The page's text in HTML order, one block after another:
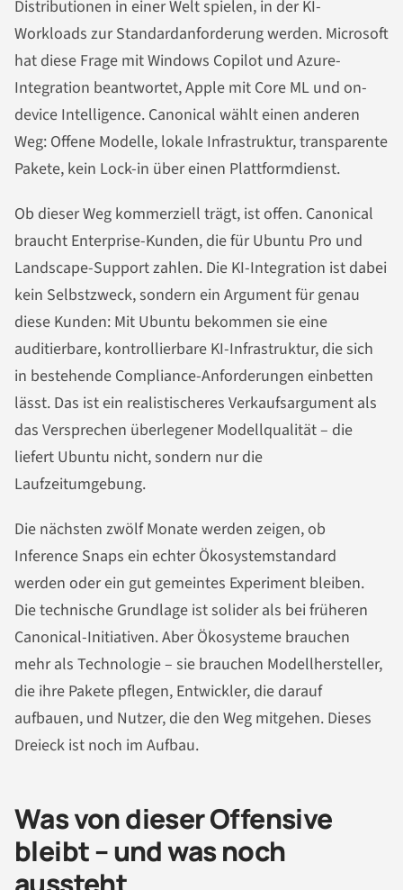
Distributionen in einer Welt spielen, in der KI-
Workloads zur Standardanforderung werden. Microsoft
hat diese Frage mit Windows Copilot und Azure-
Integration beantwortet, Apple mit Core ML und on-
device Intelligence. Canonical wählt einen anderen
Weg: Offene Modelle, lokale Infrastruktur, transparente
Pakete, kein Lock-in über einen Plattformdienst.
Ob dieser Weg kommerziell trägt, ist offen. Canonical
braucht Enterprise-Kunden, die für Ubuntu Pro und
Landscape-Support zahlen. Die KI-Integration ist dabei
kein Selbstzweck, sondern ein Argument für genau
diese Kunden: Mit Ubuntu bekommen sie eine
auditierbare, kontrollierbare KI-Infrastruktur, die sich
in bestehende Compliance-Anforderungen einbetten
lässt. Das ist ein realistischeres Verkaufsargument als
das Versprechen überlegener Modellqualität – die
liefert Ubuntu nicht, sondern nur die
Laufzeitumgebung.
Die nächsten zwölf Monate werden zeigen, ob
Inference Snaps ein echter Ökosystemstandard
werden oder ein gut gemeintes Experiment bleiben.
Die technische Grundlage ist solider als bei früheren
Canonical-Initiativen. Aber Ökosysteme brauchen
mehr als Technologie – sie brauchen Modellhersteller,
die ihre Pakete pflegen, Entwickler, die darauf
aufbauen, und Nutzer, die den Weg mitgehen. Dieses
Dreieck ist noch im Aufbau.
Was von dieser Offensive
bleibt – und was noch